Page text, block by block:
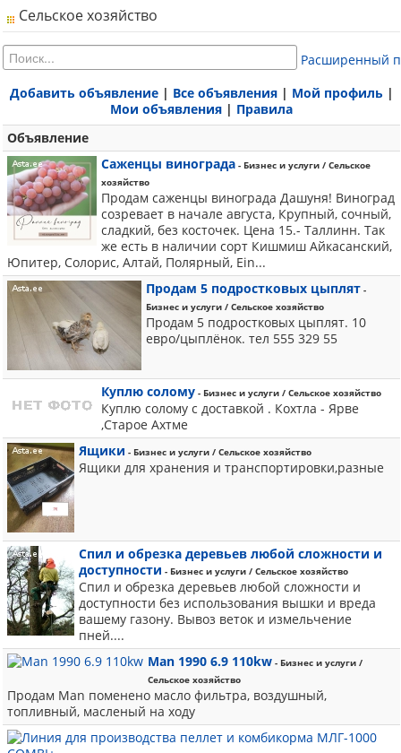
Сельское хозяйство
Расширенный
Добавить объявление| Все объявления| Мой профиль |
Мои объявления | Правила
Объявление
Саженцы винограда - Бизнес и услуги / Сельское
хозяйство
Продам саженцы винограда Дашуня! Виноград
созревает в начале августа, Крупный, сочный,
сладкий, без косточек. Цена 15.- Таллинн. Так
же есть в наличии сорт Кишмиш Айкасанский,
Юпитер, Солорис, Алтай, Полярный, Ein...
Продам 5 подростковых цыплят -
Бизнес и услуги / Сельское хозяйство
Продам 5 подростковых цыплят. 10
евро/цыплёнок. тел 555 329 55
Куплю солому - Бизнес и услуги / Сельское хозяйство
Куплю солому с доставкой . Кохтла - Ярве
,Старое Ахтме
Ящики - Бизнес и услуги / Сельское хозяйство
Ящики для хранения и транспортировки,разные
Спил и обрезка деревьев любой сложности и
доступности - Бизнес и услуги / Сельское хозяйство
Спил и обрезка деревьев любой сложности и
доступности без использования вышки и вреда
вашему газону. Вывоз веток и измельчение
пней....
Man 1990 6.9 110kw - Бизнес и услуги /
Сельское хозяйство
Продам Man поменено масло фильтра, воздушный,
топливный, масленый на ходу